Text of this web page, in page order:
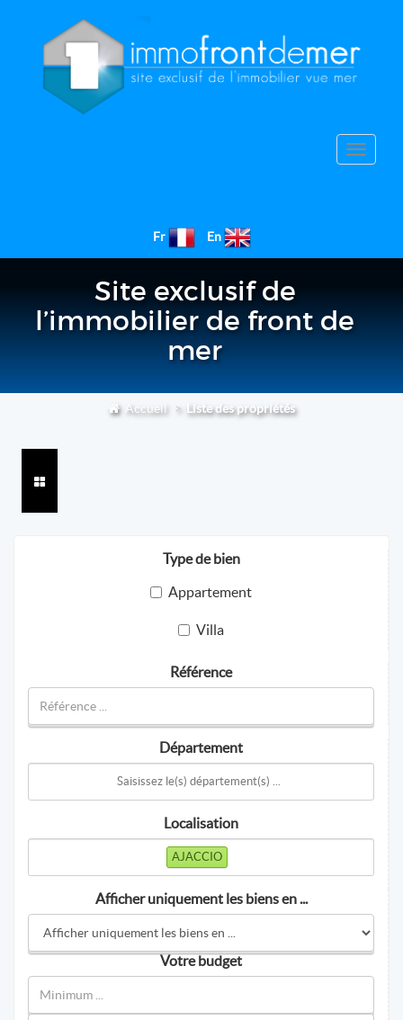
Toggle
Fr En
Site exclusif de
l’immobilier de front de
mer
Accueil Liste des propriétés
Type de bien
Appartement
Villa
Référence
Département
Localisation
AJACCIO
Afficher uniquement les biens en ...
Votre budget